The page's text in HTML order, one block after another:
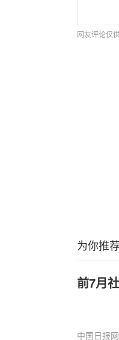
网友评论仅
为你推荐
前7月
中国日报网